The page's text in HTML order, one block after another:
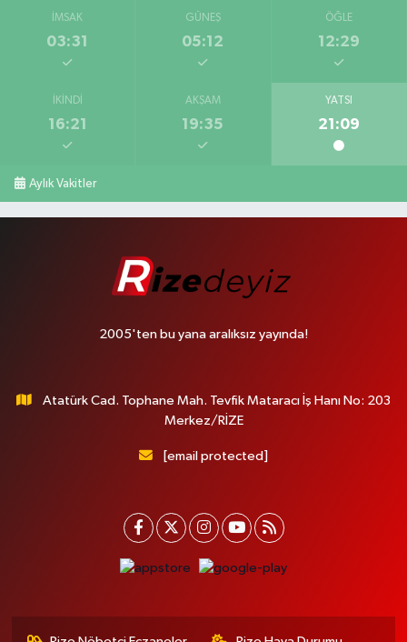
İMSAK
03:31
GÜNEŞ
05:12
ÖĞLE
12:29
İKINDI
16:21
AKŞAM
19:35
YATSI
21:09
Aylık Vakitler
2005'ten bu yana aralıksız yayında!
Atatürk Cad. Tophane Mah. Tevfik Mataracı İş Hanı No: 203
Merkez/RİZE
[email protected]